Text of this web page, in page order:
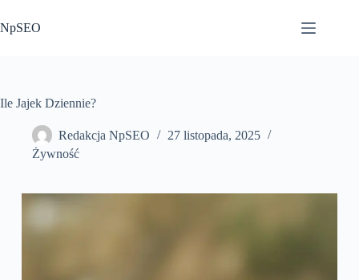
do
treści
NpSEO
Ile Jajek Dziennie?
Redakcja NpSEO
27 listopada, 2025
Żywność